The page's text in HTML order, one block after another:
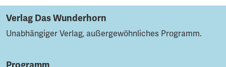
Verlag Das Wunderhorn
Unabhängiger Verlag, außergewöhnliches Programm.
Programm